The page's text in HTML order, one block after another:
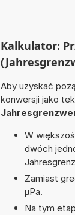
Kalkulator:
Aby uzyskać
konwersji jako
W
dwóch
Zamiast
µPa.
Na tym